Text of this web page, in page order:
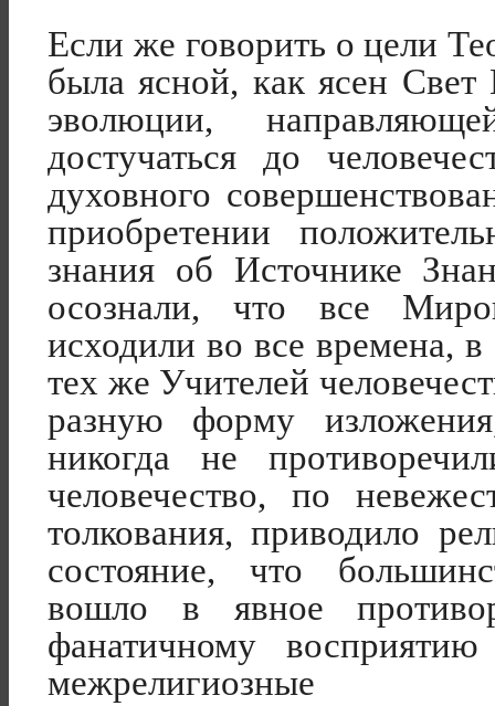
Если же говорить о цели
была ясной, как ясен
эволюции,
достучаться до
духовного
приобретении
знания об Источнике
осознали, что все
исходили во все времена,
тех же Учителей
разную форму
никогда не
человечество, по
толкования, приводило
состояние, что
вошло в явное
фанатичному
межрелигиозные